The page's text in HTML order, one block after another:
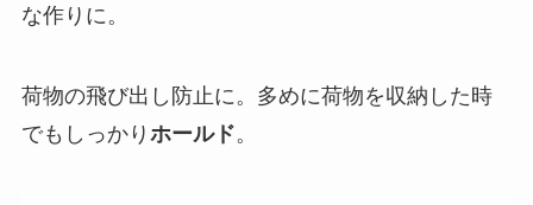
な作りに。
荷物の飛び出し防止に。多めに荷物を収納した時
でもしっかり ホールド。